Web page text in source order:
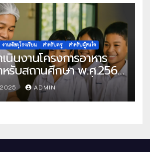
งานพัสดุโรงเรียน สำหรับครู สำหรับผู้สนใจ
นินงานโครงการอาหาร
รับสถานศึกษา พ.ศ.2568
ถ้วนสู่การจัดการที่มี
ADMIN